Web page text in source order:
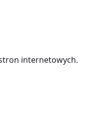
internetowych.